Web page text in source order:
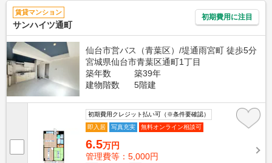
賃貸マンション
サンハイツ通町
初期費用に注目
仙台市営バス（青葉区）/堤通雨宮町 徒歩5分
宮城県仙台市青葉区通町1丁目
築年数
築39年
建物階数
5階建
初期費用クレジット払い可（※条件要確認）
即入居
写真充実 無料オンライン相談可
6.5万円
管理費等：5,000円